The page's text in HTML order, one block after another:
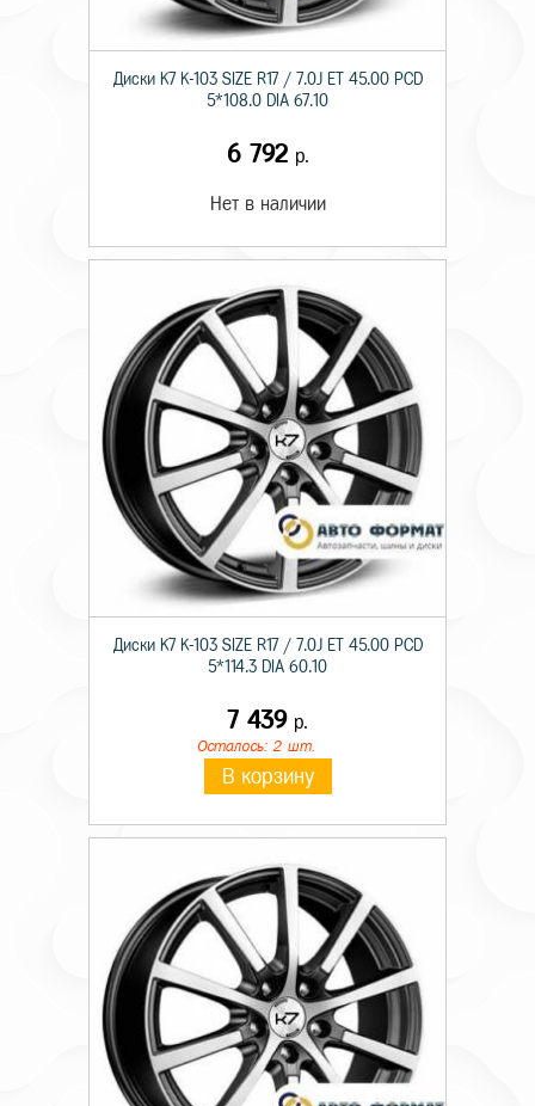
Диски K7 K-103 SIZE R17 / 7.0J ET 45.00 PCD
5*108.0 DIA 67.10
6 792 р.
Нет в наличии
Диски K7 K-103 SIZE R17 / 7.0J ET 45.00 PCD
5*114.3 DIA 60.10
7 439 р.
Осталось: 2 шт.
В корзину